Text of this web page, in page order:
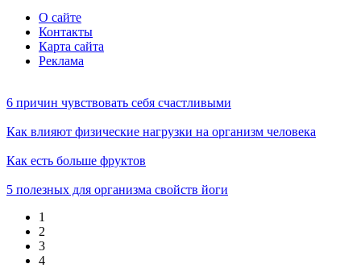
О сайте
Контакты
Карта сайта
Реклама
6 причин чувствовать себя счастливыми
Как влияют физические нагрузки на организм человека
Как есть больше фруктов
5 полезных для организма свойств йоги
1
2
3
4